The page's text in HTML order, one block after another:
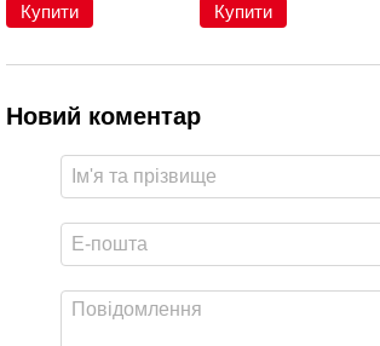
Купити Купити
Новий коментар